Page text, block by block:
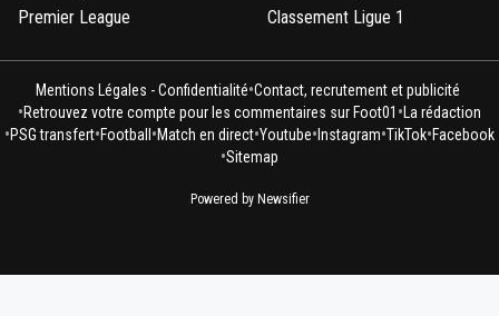
Premier League
Classement Ligue 1
Mentions Légales - Confidentialité•Contact, recrutement et publicité
•Retrouvez votre compte pour les commentaires sur Foot01 • La rédaction
•PSG transfert•Football •Match en direct•Youtube• Instagram•TikTok•Facebook
•Sitemap
Powered by Newsifier